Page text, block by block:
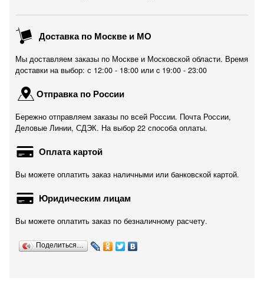
Доставка по Москве и МО
Мы доставляем заказы по Москве и Московской области. Время
доставки на выбор: с 12:00 - 18:00 или c 19:00 - 23:00
Отправка по России
Бережно отправляем заказы по всей России. Почта России,
Деловые Линии, СДЭК. На выбор 22 способа оплаты.
Оплата картой
Вы можете оплатить заказ наличными или банковской картой.
Юридическим лицам
Вы можете оплатить заказ по безналичному расчету.
Поделиться…